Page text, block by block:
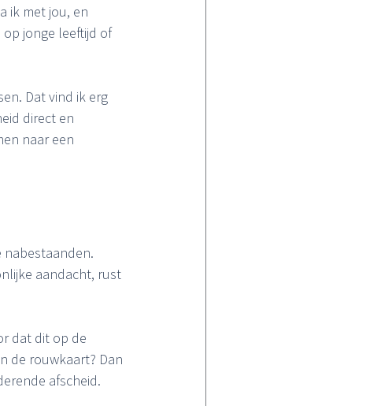
ik met jou, en
jonge leeftijd of
Dat vind ik erg
direct en
naar een
nabestaanden.
aandacht, rust
dat dit op de
de rouwkaart? Dan
afscheid.